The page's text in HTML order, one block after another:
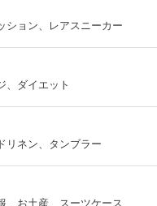
ション、レアスニーカー
、ダイエット
リネン、タンブラー
、お土産、スーツケース